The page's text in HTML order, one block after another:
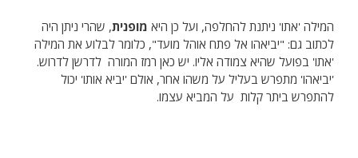
המילה 'אתו' ניתנת להחלפה, ועל כן היא מופנית, שהרי ניתן היה
לכתוב גם: "יביאהו אל פתח אוהל מועד", כלומר לבלוע את המילה
'אתו' בפועל שהיא צמודה אליו. יש כאן רמז המורה לדרשן לדרוש.
'יביאהו' מתפרש בעליל על משהו אחר, אולם 'יביא אותו' יכול
להתפרש ביתר קלות על המביא עצמו.